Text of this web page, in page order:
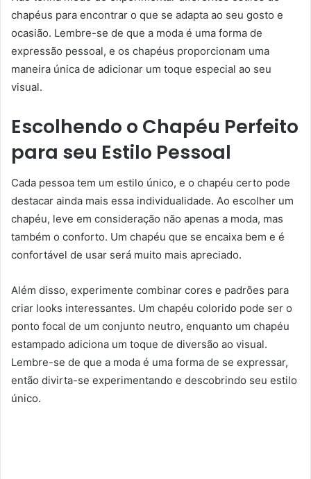
chapéus para encontrar o que se adapta ao seu gosto e
ocasião. Lembre-se de que a moda é uma forma de
expressão pessoal, e os chapéus proporcionam uma
maneira única de adicionar um toque especial ao seu
visual.
Escolhendo o Chapéu Perfeito
para seu Estilo Pessoal
Cada pessoa tem um estilo único, e o chapéu certo pode
destacar ainda mais essa individualidade. Ao escolher um
chapéu, leve em consideração não apenas a moda, mas
também o conforto. Um chapéu que se encaixa bem e é
confortável de usar será muito mais apreciado.
Além disso, experimente combinar cores e padrões para
criar looks interessantes. Um chapéu colorido pode ser o
ponto focal de um conjunto neutro, enquanto um chapéu
estampado adiciona um toque de diversão ao visual.
Lembre-se de que a moda é uma forma de se expressar,
então divirta-se experimentando e descobrindo seu estilo
único.